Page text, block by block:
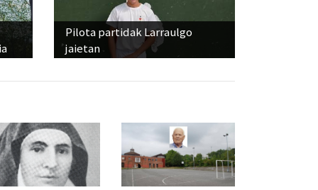
Pilota partidak Larraulgo
jaietan